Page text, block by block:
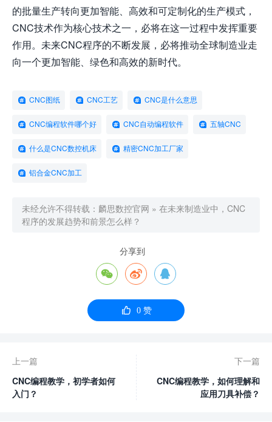
的批量生产转向更加智能、高效和可定制化的生产模式，
CNC技术作为核心技术之一，必将在这一过程中发挥重要
作用。未来CNC程序的不断发展，必将推动全球制造业走
向一个更加智能、绿色和高效的新时代。
CNC图纸 CNC工艺 CNC是什么意思
CNC编程软件哪个好 CNC自动编程软件 五轴CNC
什么是CNC数控机床 精密CNC加工厂家
铝合金CNC加工
未经允许不得转载： 麟思数控官网 » 在未来制造业中，CNC
程序的发展趋势和前景怎么样？
分享到
  
 0赞
上一篇
CNC编程教学，初学者如何
入门？
下一篇
CNC编程教学，如何理解和
应用刀具补偿？